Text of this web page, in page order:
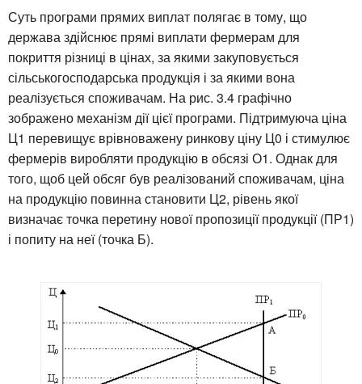
Суть програми прямих виплат полягає в тому, що
держава здійснює прямі виплати фермерам для
покриття різниці в цінах, за якими закуповується
сільськогосподарська продукція і за якими вона
реалізується споживачам. На рис. 3.4 графічно
зображено механізм дії цієї програми. Підтримуюча ціна
Ц1 перевищує врівноважену ринкову ціну Ц0 і стимулює
фермерів виробляти продукцію в обсязі О1. Однак для
того, щоб цей обсяг був реалізований споживачам, ціна
на продукцію повинна становити Ц2, рівень якої
визначає точка перетину нової пропозиції продукції (ПР1)
і попиту на неї (точка Б).